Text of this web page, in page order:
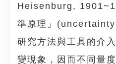
Heisenburg,
準原理」
研究方法與工具的介
變現象，因而不同量